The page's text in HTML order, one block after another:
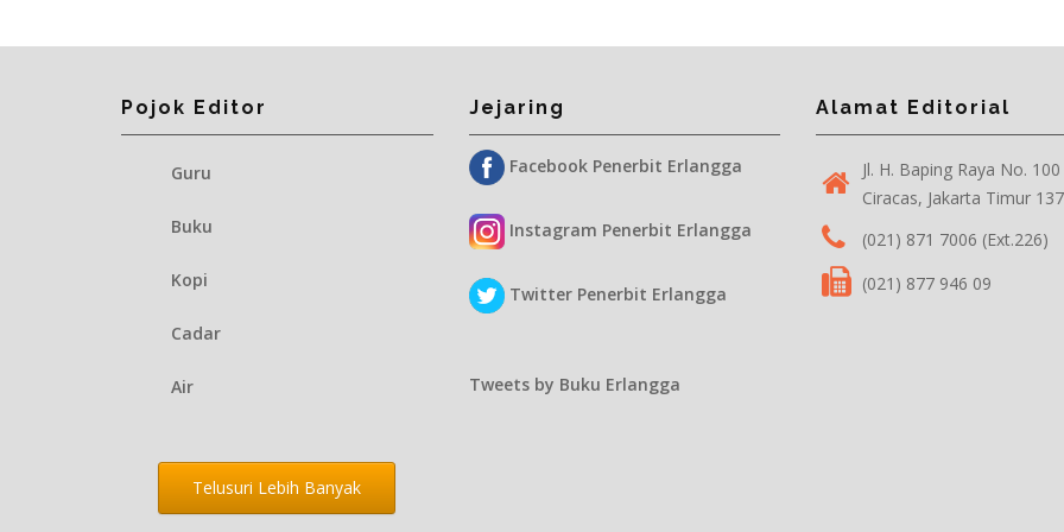
Pojok Editor
Guru
Buku
Kopi
Cadar
Air
Telusuri Lebih Banyak
Jejaring
Facebook Penerbit Erlangga
Instagram Penerbit Erlangga
Twitter Penerbit Erlangga
Tweets by Buku Erlangga
Alamat Editorial
Jl. H. Baping Raya No. 100
Ciracas, Jakarta Timur
(021) 871 7006 (Ext.226)
(021) 877 946 09